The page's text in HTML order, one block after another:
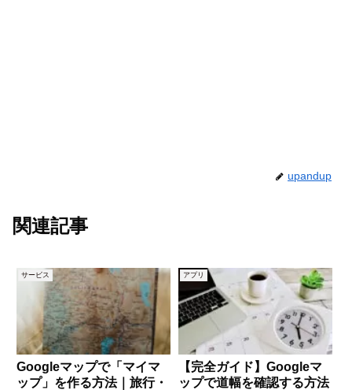
upandup
関連記事
サービス
Googleマップで「マイマ
ップ」を作る方法｜旅行・
アプリ
【完全ガイド】Googleマ
ップで道幅を確認する方法